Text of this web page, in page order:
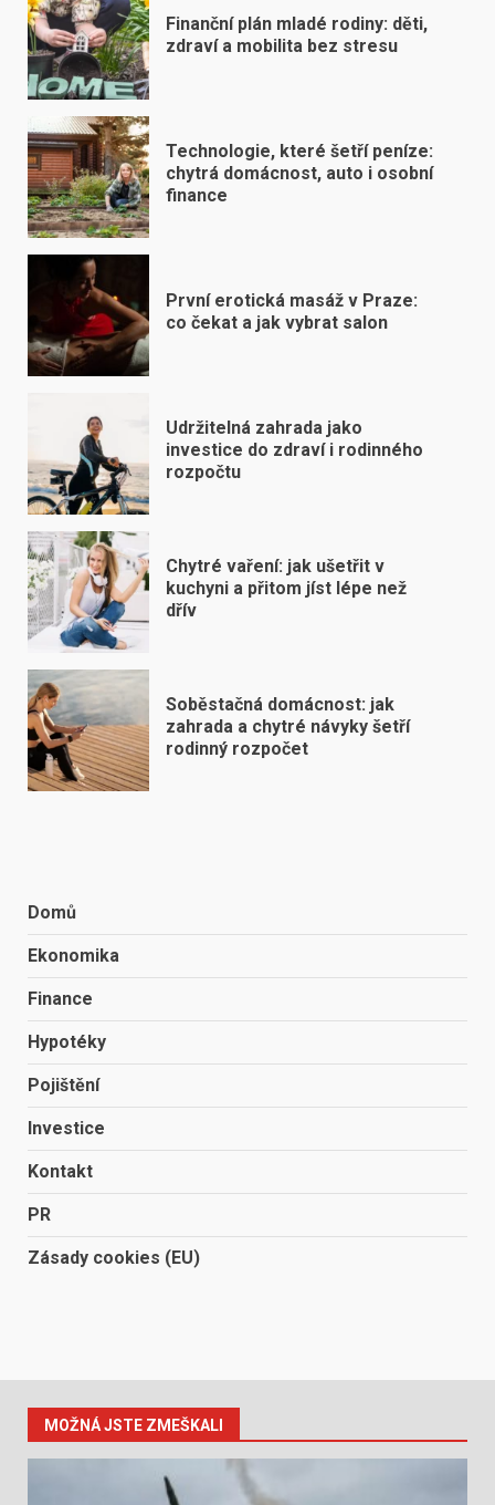
Finanční plán mladé rodiny: děti,
zdraví a mobilita bez stresu
Technologie, které šetří peníze:
chytrá domácnost, auto i osobní
finance
První erotická masáž v Praze:
co čekat a jak vybrat salon
Udržitelná zahrada jako
investice do zdraví i rodinného
rozpočtu
Chytré vaření: jak ušetřit v
kuchyni a přitom jíst lépe než
dřív
Soběstačná domácnost: jak
zahrada a chytré návyky šetří
rodinný rozpočet
Domů
Ekonomika
Finance
Hypotéky
Pojištění
Investice
Kontakt
PR
Zásady cookies (EU)
MOŽNÁ JSTE ZMEŠKALI